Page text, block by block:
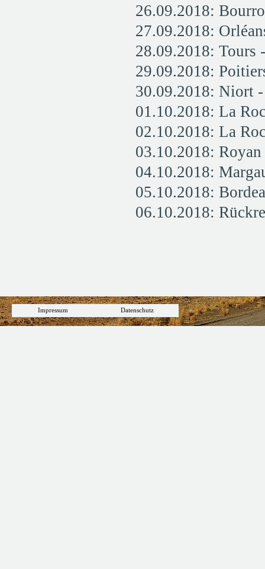
26.09.2018:
27.09.2018:
28.09.2018: Tours
29.09.2018:
30.09.2018: Niort
01.10.2018: La
02.10.2018: La
03.10.2018:
04.10.2018:
05.10.2018:
06.10.2018:
Impressum Datenschutz